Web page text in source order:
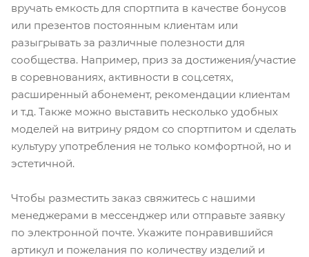
вручать емкость для спортпита в качестве бонусов
или презентов постоянным клиентам или
разыгрывать за различные полезности для
сообщества. Например, приз за достижения/участие
в соревнованиях, активности в соц.сетях,
расширенный абонемент, рекомендации клиентам
и т.д. Также можно выставить несколько удобных
моделей на витрину рядом со спортпитом и сделать
культуру употребления не только комфортной, но и
эстетичной.
Чтобы разместить заказ свяжитесь с нашими
менеджерами в мессенджер или отправьте заявку
по электронной почте. Укажите понравившийся
артикул и пожелания по количеству изделий и